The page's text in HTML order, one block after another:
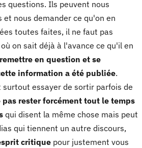
questions. Ils peuvent nous
et nous demander ce qu'on en
toutes faites, il ne faut pas
on sait déjà à l'avance ce qu'il en
en question et se
information a été publiée.
essayer de sortir parfois de
pas rester forcément tout le temps
qui disent la même chose mais peut
qui tiennent un autre discours,
critique pour justement vous